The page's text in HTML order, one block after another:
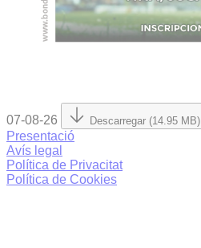
07-08-26 Descarregar (14.95 MB)
Presentació
Avís legal
Política de Privacitat
Política de Cookies